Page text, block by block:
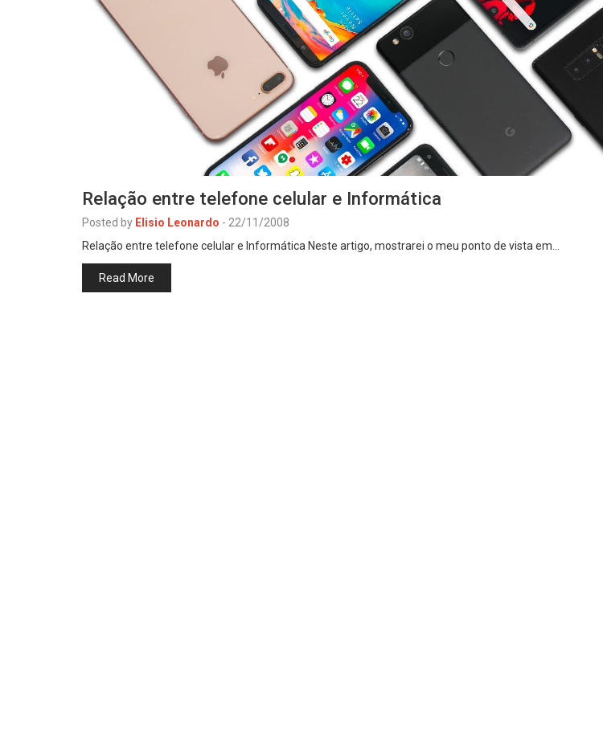
Relação entre telefone celular e Informática
Posted by Elisio Leonardo - 22/11/2008
Relação entre telefone celular e Informática Neste artigo, mostrarei o meu ponto de vista em…
Read More